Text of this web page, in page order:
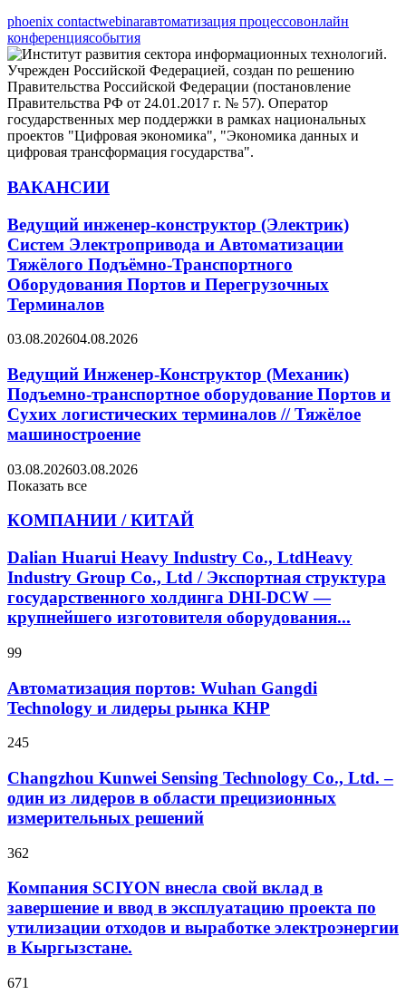
phoenix contactwebinarавтоматизация процессовонлайн
конференциясобытия
ВАКАНСИИ
Ведущий инженер-конструктор (Электрик)
Систем Электропривода и Автоматизации
Тяжёлого Подъёмно-Транспортного
Оборудования Портов и Перегрузочных
Терминалов
03.08.202604.08.2026
Ведущий Инженер-Конструктор (Механик)
Подъемно-транспортное оборудование Портов и
Сухих логистических терминалов // Тяжёлое
машиностроение
03.08.202603.08.2026
Показать все
КОМПАНИИ / КИТАЙ
Dalian Huarui Heavy Industry Co., LtdHeavy
Industry Group Co., Ltd / Экспортная структура
государственного холдинга DHI-DCW —
крупнейшего изготовителя оборудования...
99
Автоматизация портов: Wuhan Gangdi
Technology и лидеры рынка КНР
245
Changzhou Kunwei Sensing Technology Co., Ltd. –
один из лидеров в области прецизионных
измерительных решений
362
Компания SCIYON внесла свой вклад в
завершение и ввод в эксплуатацию проекта по
утилизации отходов и выработке электроэнергии
в Кыргызстане.
671